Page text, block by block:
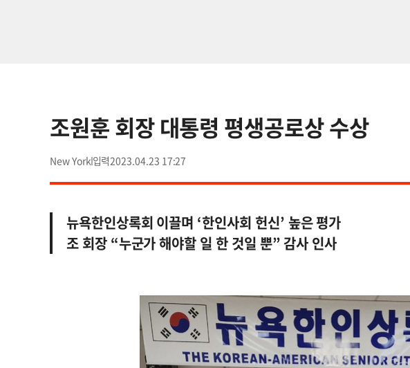
조원훈 회장 대통령 평생공로상 수상
New York 2023.04.23 17:27
뉴욕한인상록회 이끌며 ‘한인사회 헌신’ 높은 평가
조 회장 “누군가 해야할 일 한 것일 뿐” 감사 인사